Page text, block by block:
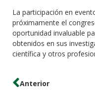
La participación en
próximamente el
oportunidad invaluable
obtenidos en sus
científica y otros
Anterior